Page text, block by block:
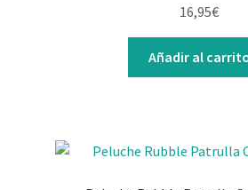
16,95€
Añadir al